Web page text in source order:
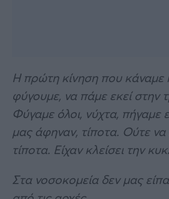
Η πρώτη κίνηση που κάναμε
φύγουμε, να πάμε εκεί στην
Φύγαμε όλοι, νύχτα, πήγαμε
μας άφηναν, τίποτα. Ούτε
τίποτα. Είχαν κλείσει την
Στα νοσοκομεία δεν μας